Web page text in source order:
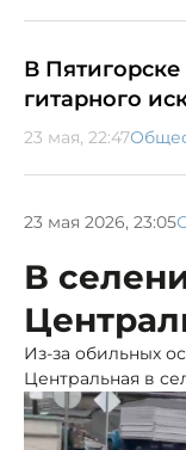
В Пятигорске
гитарного
23 мая, 22:47
23 мая 2026, 23:05
В
Из-за обильных
Центральная в